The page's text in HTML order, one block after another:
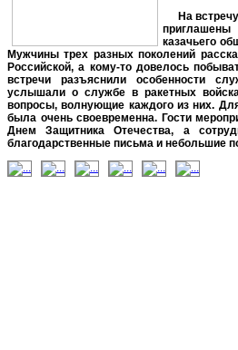
На
казачьего
Мужчины трех разных поколений
Российской, а кому-то довелось
встречи разъяснили особенности
услышали о службе в ракетных
вопросы, волнующие каждого из них.
была очень своевременна. Гости
Днем Защитника Отечества, а
благодарственные письма и небольшие